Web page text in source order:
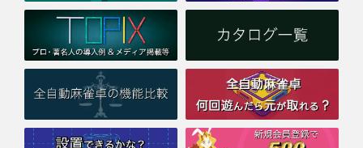
ント「M.League x World Riichi U.S. Tour」において、
弊社の点数表示機能付き全自動麻雀卓「スリムヴォイススコ
ア」が公式卓として採用されることが決定いたしました。
本大会は、日本から6名のMリーガーと2名の世界チャンピオン
をゲストに迎え、180名ものプレイヤーが参加する米国最大規模
のトーナメントです。
会場となるアリーナには弊社の麻雀卓が一斉に設置され、トッ